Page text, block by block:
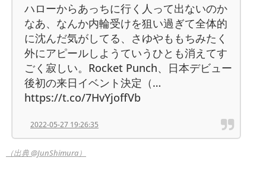
ハローからあっちに行く人って出ないのか
なあ、なんか内輪受けを狙い過ぎて全体的
に沈んだ気がしてる、さゆやももちみたく
外にアピールしようていうひとも消えてす
ごく寂しい。Rocket Punch、日本デビュー
後初の来日イベント決定（…
https://t.co/7HvYjoffVb
2022-05-27 19:26:35
（出典 @JunShimura）